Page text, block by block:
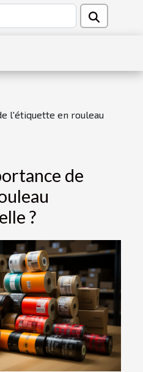
l'étiquette en rouleau
de
?